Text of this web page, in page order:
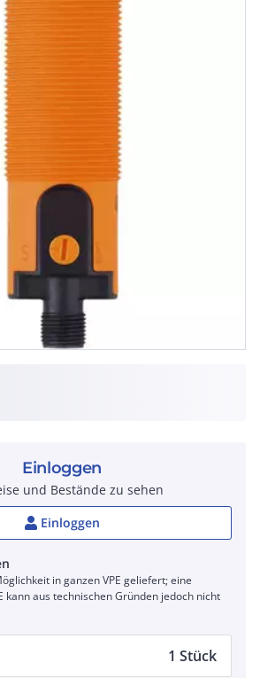
IP 65, IP 67,
Einloggen
und Bestände zu sehen
Einloggen
in ganzen VPE geliefert; eine
kann aus technischen Gründen jedoch nicht
1 Stück